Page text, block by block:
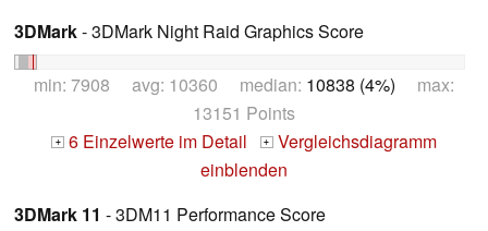
3DMark- 3DMark Night Raid Graphics Score
min: 7908 avg: 10360 median: 10838 (4%) max:
13151 Points
+ 6 Einzelwerte im Detail + Vergleichsdiagramm
einblenden
3DMark 11 - 3DM11 Performance Score